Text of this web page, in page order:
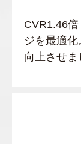
CVR1.46
ジを最適
向上させま